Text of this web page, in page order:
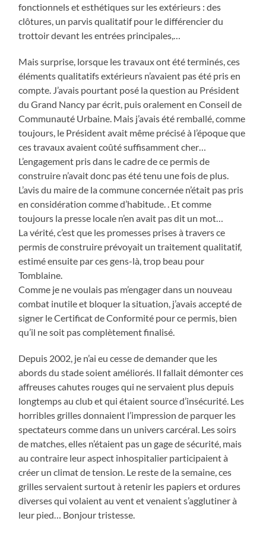
fonctionnels et esthétiques sur les extérieurs : des
clôtures, un parvis qualitatif pour le différencier du
trottoir devant les entrées principales,…
Mais surprise, lorsque les travaux ont été terminés, ces
éléments qualitatifs extérieurs n’avaient pas été pris en
compte. J’avais pourtant posé la question au Président
du Grand Nancy par écrit, puis oralement en Conseil de
Communauté Urbaine. Mais j’avais été remballé, comme
toujours, le Président avait même précisé à l’époque que
ces travaux avaient coûté suffisamment cher…
L’engagement pris dans le cadre de ce permis de
construire n’avait donc pas été tenu une fois de plus.
L’avis du maire de la commune concernée n’était pas pris
en considération comme d’habitude. . Et comme
toujours la presse locale n’en avait pas dit un mot…
La vérité, c’est que les promesses prises à travers ce
permis de construire prévoyait un traitement qualitatif,
estimé ensuite par ces gens-là, trop beau pour
Tomblaine.
Comme je ne voulais pas m’engager dans un nouveau
combat inutile et bloquer la situation, j’avais accepté de
signer le Certificat de Conformité pour ce permis, bien
qu’il ne soit pas complètement finalisé.
Depuis 2002, je n’ai eu cesse de demander que les
abords du stade soient améliorés. Il fallait démonter ces
affreuses cahutes rouges qui ne servaient plus depuis
longtemps au club et qui étaient source d’insécurité. Les
horribles grilles donnaient l’impression de parquer les
spectateurs comme dans un univers carcéral. Les soirs
de matches, elles n’étaient pas un gage de sécurité, mais
au contraire leur aspect inhospitalier participaient à
créer un climat de tension. Le reste de la semaine, ces
grilles servaient surtout à retenir les papiers et ordures
diverses qui volaient au vent et venaient s’agglutiner à
leur pied… Bonjour tristesse.